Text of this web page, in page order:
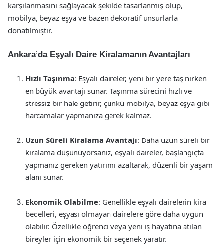
karşılanmasını sağlayacak şekilde tasarlanmış olup,
mobilya, beyaz eşya ve bazen dekoratif unsurlarla
donatılmıştır.
Ankara’da Eşyalı Daire Kiralamanın Avantajları
Hızlı Taşınma: Eşyalı daireler, yeni bir yere taşınırken
en büyük avantajı sunar. Taşınma sürecini hızlı ve
stressiz bir hale getirir, çünkü mobilya, beyaz eşya gibi
harcamalar yapmanıza gerek kalmaz.
Uzun Süreli Kiralama Avantajı: Daha uzun süreli bir
kiralama düşünüyorsanız, eşyalı daireler, başlangıçta
yapmanız gereken yatırımı azaltarak, düzenli bir yaşam
alanı sunar.
Ekonomik Olabilme: Genellikle eşyalı dairelerin kira
bedelleri, eşyası olmayan dairelere göre daha uygun
olabilir. Özellikle öğrenci veya yeni iş hayatına atılan
bireyler için ekonomik bir seçenek yaratır.